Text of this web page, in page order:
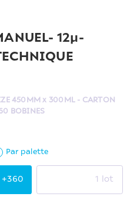
12µ-
450MM x 300ML - CARTON
BOBINES
Par palette
+360 1 lot